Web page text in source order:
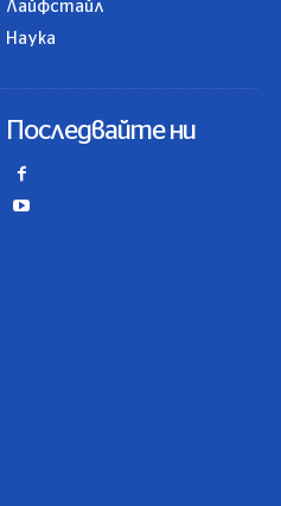
Лайфстайл
Наука
Последвайте ни